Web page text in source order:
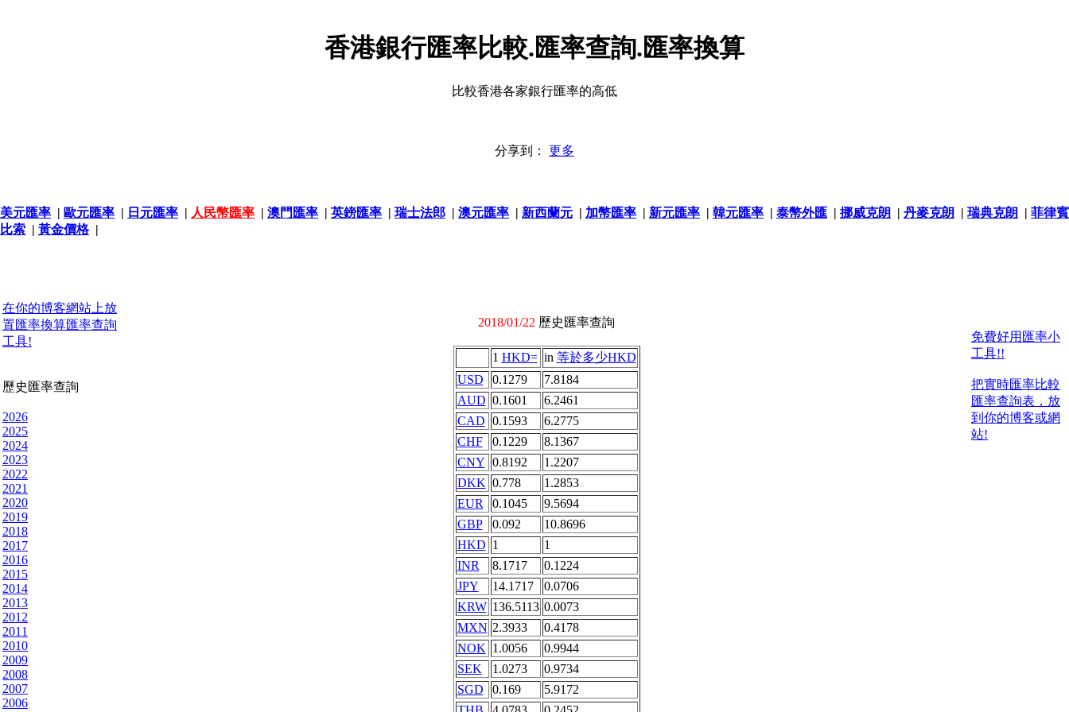
香港銀行匯率比較.匯率查詢.匯率換算
比較香港各家銀行匯率的高低
分享到： 更多
美元匯率 | 歐元匯率 | 日元匯率 | 人民幣匯率 | 澳門匯率 | 英鎊匯率 | 瑞士法郎 | 澳元匯率 | 新西蘭元 | 加幣匯率 | 新元匯率 | 韓元匯率 | 泰幣外匯 | 挪威克朗 | 丹麥克朗 | 瑞典克朗 | 菲律賓
比索 | 黃金價格|
在你的博客網站上放
置匯率換算匯率查詢
工具!
歷史匯率查詢
2026
2025
2024
2023
2022
2021
2020
2019
2018
2017
2016
2015
2014
2013
2012
2011
2010
2009
2008
2007
2006
2018/01/22 歷史匯率查詢
1 HKD= in 等於多少HKD
USD
0.1279
7.8184
AUD 0.1601
6.2461
CAD 0.1593
6.2775
CHF
0.1229
8.1367
CNY 0.8192
1.2207
DKK 0.778
1.2853
EUR
0.1045
9.5694
GBP
0.092
10.8696
HKD 1
1
INR
8.1717
0.1224
JPY
14.1717
0.0706
KRW 136.5113 0.0073
MXN 2.3933
0.4178
NOK 1.0056
0.9944
SEK
1.0273
0.9734
SGD
0.169
5.9172
免費好用匯率小
工具!!
把實時匯率比較
匯率查詢表，放
到你的博客或網
站!